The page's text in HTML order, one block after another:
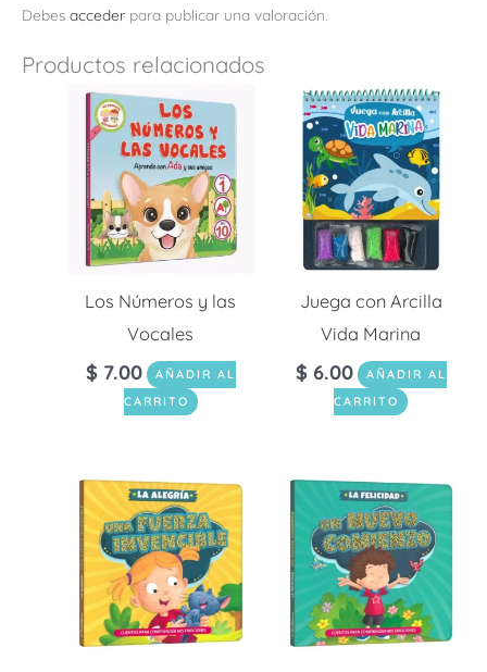
Debes acceder para publicar una valoración.
Productos relacionados
Los Números y las
Vocales
$ 7.00
AÑADIR AL
CARRITO
Juega con Arcilla
Vida Marina
$ 6.00
AÑADIR AL
CARRITO